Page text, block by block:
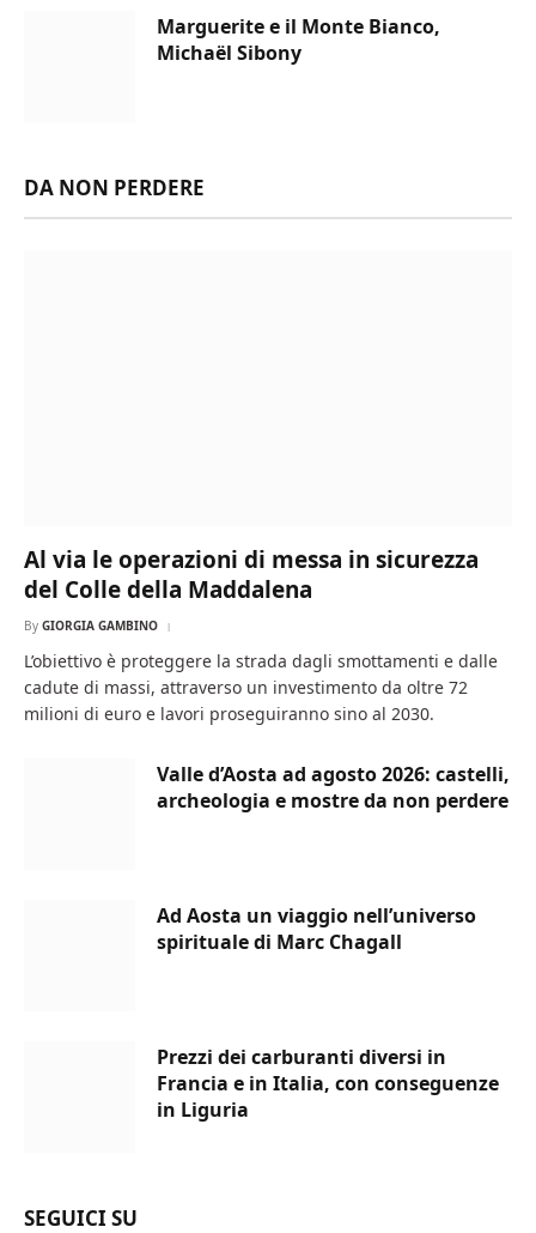
Marguerite e il Monte Bianco,
Michaël Sibony
DA NON PERDERE
Al via le operazioni di messa in sicurezza
del Colle della Maddalena
By GIORGIA GAMBINO
L’obiettivo è proteggere la strada dagli smottamenti e dalle
cadute di massi, attraverso un investimento da oltre 72
milioni di euro e lavori proseguiranno sino al 2030.
Valle d’Aosta ad agosto 2026: castelli,
archeologia e mostre da non perdere
Ad Aosta un viaggio nell’universo
spirituale di Marc Chagall
Prezzi dei carburanti diversi in
Francia e in Italia, con conseguenze
in Liguria
SEGUICI SU